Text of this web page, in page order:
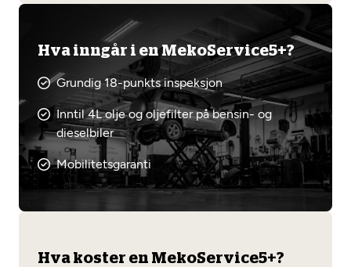
Hva inngår i en MekoService5+?
Grundig 18-punkts inspeksjon
Inntil 4L olje og oljefilter på bensin- og
dieselbiler
Mobilitetsgaranti
Hva koster en MekoService5+?